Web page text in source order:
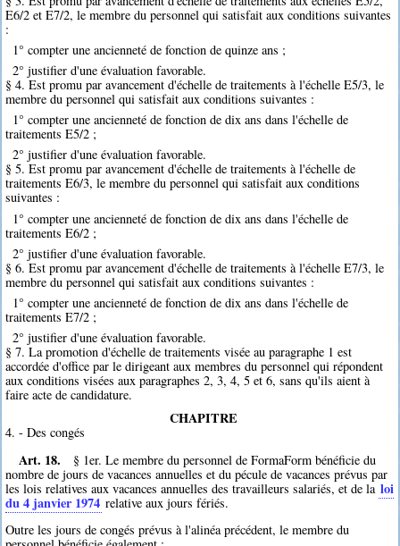
E6/2 et E7/2, le membre du personnel qui satisfait aux conditions suivantes
:
1° compter une ancienneté de fonction de quinze ans ;
2° justifier d'une évaluation favorable.
§ 4. Est promu par avancement d'échelle de traitements à l'échelle E5/3, le
membre du personnel qui satisfait aux conditions suivantes :
1° compter une ancienneté de fonction de dix ans dans l'échelle de
traitements E5/2 ;
2° justifier d'une évaluation favorable.
§ 5. Est promu par avancement d'échelle de traitements à l'échelle de
traitements E6/3, le membre du personnel qui satisfait aux conditions
suivantes :
1° compter une ancienneté de fonction de dix ans dans l'échelle de
traitements E6/2 ;
2° justifier d'une évaluation favorable.
§ 6. Est promu par avancement d'échelle de traitements à l'échelle E7/3, le
membre du personnel qui satisfait aux conditions suivantes :
1° compter une ancienneté de fonction de dix ans dans l'échelle de
traitements E7/2 ;
2° justifier d'une évaluation favorable.
§ 7. La promotion d'échelle de traitements visée au paragraphe 1 est
accordée d'office par le dirigeant aux membres du personnel qui répondent
aux conditions visées aux paragraphes 2, 3, 4, 5 et 6, sans qu'ils aient à
faire acte de candidature.
CHAPITRE
4. - Des congés
Art. 18.
§ 1er. Le membre du personnel de FormaForm bénéficie du
nombre de jours de vacances annuelles et du pécule de vacances prévus par
les lois relatives aux vacances annuelles des travailleurs salariés, et de la loi
du 4 janvier 1974 relative aux jours fériés.
Outre les jours de congés prévus à l'alinéa précédent, le membre du